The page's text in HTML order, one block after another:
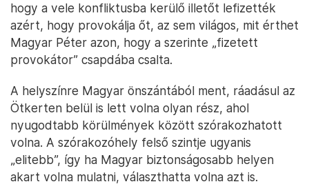
hogy a vele konfliktusba kerülő illetőt lefizették
azért, hogy provokálja őt, az sem világos, mit érthet
Magyar Péter azon, hogy a szerinte „fizetett
provokátor” csapdába csalta.
A helyszínre Magyar önszántából ment, ráadásul az
Ötkerten belül is lett volna olyan rész, ahol
nyugodtabb körülmények között szórakozhatott
volna. A szórakozóhely felső szintje ugyanis
„elitebb”, így ha Magyar biztonságosabb helyen
akart volna mulatni, választhatta volna azt is.